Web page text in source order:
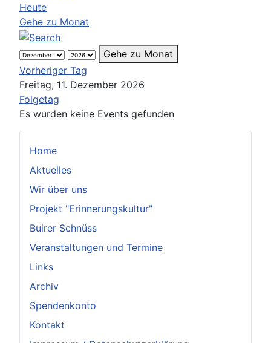
Home
Aktuelles
Wir über uns
Projekt "Erinnerungskultur"
Buirer Schnüss
Veranstaltungen und Termine
Links
Archiv
Spendenkonto
Kontakt
Heute
Gehe zu Monat
Gehe zu Monat
Vorheriger Tag
Freitag, 11. Dezember 2026
Folgetag
Es wurden keine Events gefunden